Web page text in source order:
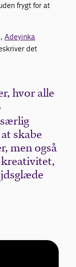
frygt for at
Adeyinka
det
hvor alle
skabe
men også
kreativitet,